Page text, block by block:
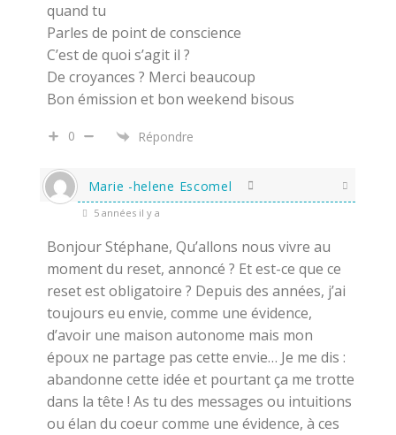
quand tu
Parles de point de conscience
C’est de quoi s’agit il ?
De croyances ? Merci beaucoup
Bon émission et bon weekend bisous
0 Répondre
Marie -helene Escomel
5 années il y a
Bonjour Stéphane, Qu’allons nous vivre au
moment du reset, annoncé ? Et est-ce que ce
reset est obligatoire ? Depuis des années, j’ai
toujours eu envie, comme une évidence,
d’avoir une maison autonome mais mon
époux ne partage pas cette envie… Je me dis :
abandonne cette idée et pourtant ça me trotte
dans la tête ! As tu des messages ou intuitions
ou élan du coeur comme une évidence, à ces